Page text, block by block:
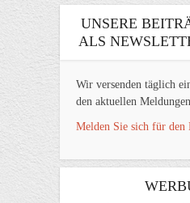
UNSERE
ALS
Wir versenden täglich
den aktuellen
Melden Sie sich für den